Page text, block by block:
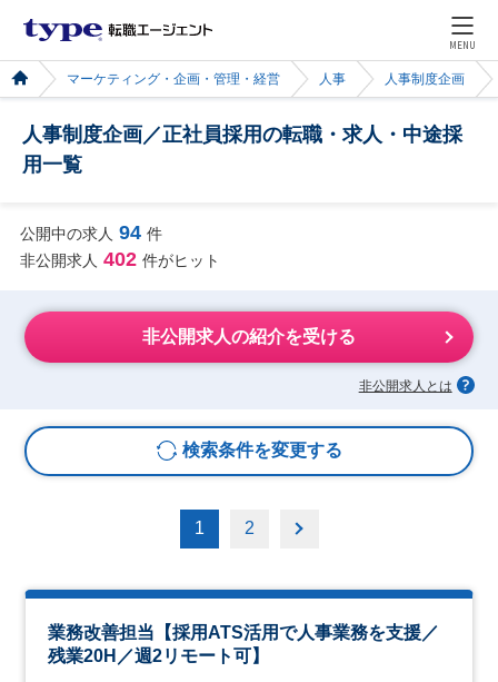
MENU
マーケティング・企画・管理・経営 人事 人事制度企画
人事制度企画／正社員採用の転職・求人・中途採
用一覧
公開中の求人 94 件
非公開求人 402 件がヒット
非公開求人の紹介を受ける
非公開求人とは
検索条件を変更する
1 2
業務改善担当【採用ATS活用で人事業務を支援／
残業20H／週2リモート可】